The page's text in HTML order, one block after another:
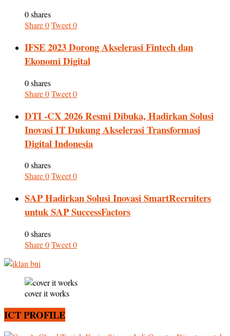
0 shares
Share0Tweet0
IFSE 2023 Dorong Akselerasi Fintech dan
Ekonomi Digital
0 shares
Share0Tweet0
DTI -CX 2026 Resmi Dibuka, Hadirkan Solusi
Inovasi IT Dukung Akselerasi Transformasi
Digital Indonesia
0 shares
Share0Tweet0
SAP Hadirkan Solusi Inovasi SmartRecruiters
untuk SAP SuccessFactors
0 shares
Share0Tweet0
cover it works
ICT PROFILE